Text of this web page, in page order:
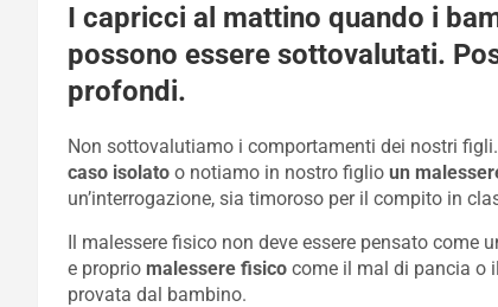
I capricci al mattino quando i
possono essere sottovalutati.
profondi.
Non sottovalutiamo i comportamenti dei nostri
caso isolato o notiamo in nostro figlio un
un’interrogazione, sia timoroso per il compito in
Il malessere fisico non deve essere pensato come
e proprio malessere fisico come il mal di pancia o
provata dal bambino.